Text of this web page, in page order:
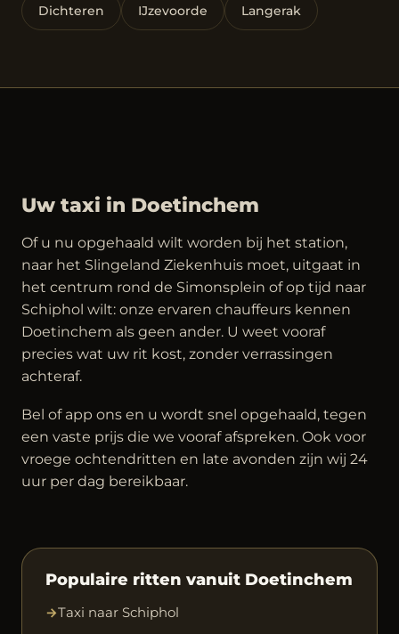
Dichteren IJzevoorde Langerak
Uw taxi in Doetinchem
Of u nu opgehaald wilt worden bij het station,
naar het Slingeland Ziekenhuis moet, uitgaat in
het centrum rond de Simonsplein of op tijd naar
Schiphol wilt: onze ervaren chauffeurs kennen
Doetinchem als geen ander. U weet vooraf
precies wat uw rit kost, zonder verrassingen
achteraf.
Bel of app ons en u wordt snel opgehaald, tegen
een vaste prijs die we vooraf afspreken. Ook voor
vroege ochtendritten en late avonden zijn wij 24
uur per dag bereikbaar.
Populaire ritten vanuit Doetinchem
→Taxi naar Schiphol